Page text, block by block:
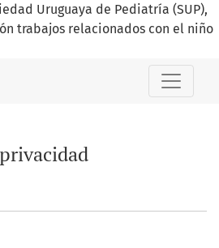
Uruguaya de Pediatría (SUP),
trabajos relacionados con el niño